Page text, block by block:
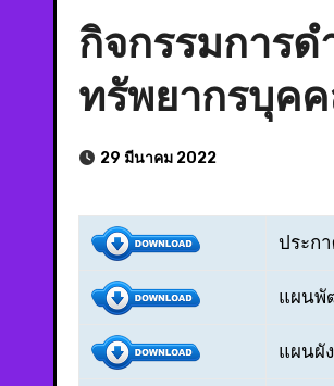
กิจกรรมการ
ทรัพยากรบุค
29 มีนาคม 2022
ประก
แผนพั
แผนผั